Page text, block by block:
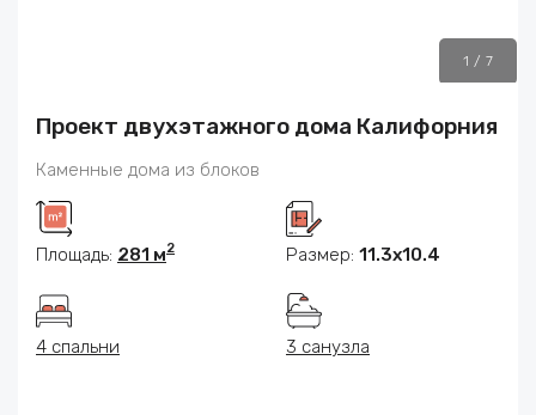
1 / 7
Проект двухэтажного дома Калифорния
Каменные дома из блоков
Площадь: 281 м2 Размер: 11.3х10.4
4 спальни 3 санузла